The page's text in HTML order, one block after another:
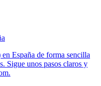
España de forma sencilla
Sigue unos pasos claros y